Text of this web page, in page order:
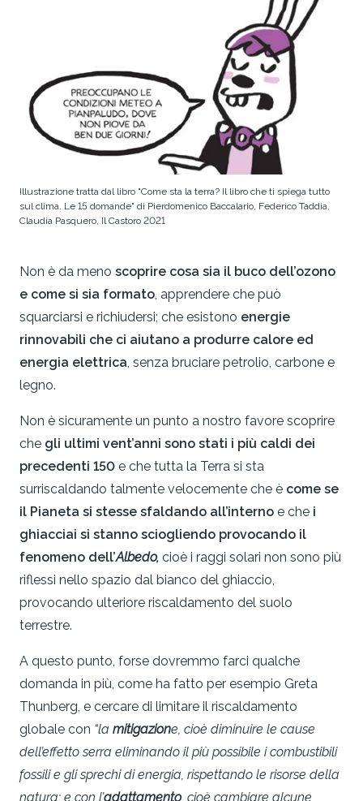
Illustrazione tratta dal libro "Come sta la terra? Il libro che ti spiega tutto
sul clima. Le 15 domande" di Pierdomenico Baccalario, Federico Taddia,
Claudia Pasquero, Il Castoro 2021
Non è da meno scoprire cosa sia il buco dell’ozono
e come si sia formato, apprendere che può
squarciarsi e richiudersi; che esistono energie
rinnovabili che ci aiutano a produrre calore ed
energia elettrica, senza bruciare petrolio, carbone e
legno.
Non è sicuramente un punto a nostro favore scoprire
che gli ultimi vent’anni sono stati i più caldi dei
precedenti 150 e che tutta la Terra si sta
surriscaldando talmente velocemente che è come se
il Pianeta si stesse sfaldando all’interno e che i
ghiacciai si stanno sciogliendo provocando il
fenomeno dell’Albedo, cioè i raggi solari non sono più
riflessi nello spazio dal bianco del ghiaccio,
provocando ulteriore riscaldamento del suolo
terrestre.
A questo punto, forse dovremmo farci qualche
domanda in più, come ha fatto per esempio Greta
Thunberg, e cercare di limitare il riscaldamento
globale con “la mitigazione, cioè diminuire le cause
dell’effetto serra eliminando il più possibile i combustibili
fossili e gli sprechi di energia, rispettando le risorse della
natura; e con l’adattamento, cioè cambiare alcune